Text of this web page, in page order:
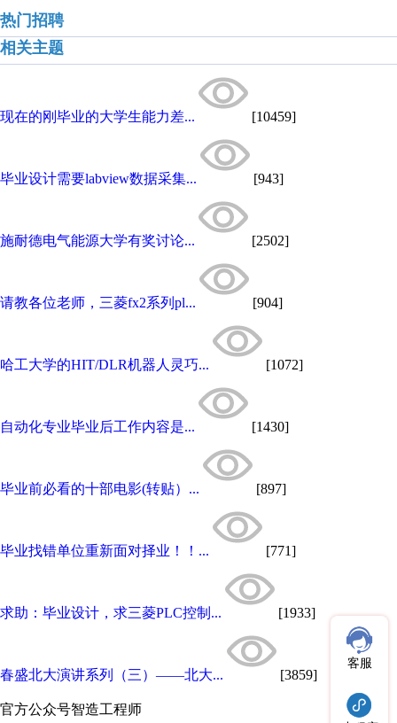
热门招聘
相关主题
现在的刚毕业的大学生能力差... [10459]
毕业设计需要labview数据采集... [943]
施耐德电气能源大学有奖讨论... [2502]
请教各位老师，三菱fx2系列pl... [904]
哈工大学的HIT/DLR机器人灵巧... [1072]
自动化专业毕业后工作内容是... [1430]
毕业前必看的十部电影(转贴）... [897]
毕业找错单位重新面对择业！！... [771]
求助：毕业设计，求三菱PLC控制... [1933]
春盛北大演讲系列（三）——北大... [3859]
官方公众号智造工程师
客服